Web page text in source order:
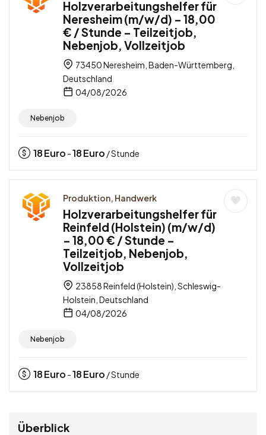
Holzverarbeitungshelfer für
Neresheim (m/w/d) – 18,00
€ / Stunde – Teilzeitjob,
Nebenjob, Vollzeitjob
73450 Neresheim, Baden-Württemberg,
Deutschland
04/08/2026
Nebenjob
18Euro -18Euro / Stunde
Produktion, Handwerk
Holzverarbeitungshelfer für
Reinfeld (Holstein) (m/w/d)
– 18,00 € / Stunde –
Teilzeitjob, Nebenjob,
Vollzeitjob
23858 Reinfeld (Holstein), Schleswig-
Holstein, Deutschland
04/08/2026
Nebenjob
18Euro -18Euro / Stunde
Überblick